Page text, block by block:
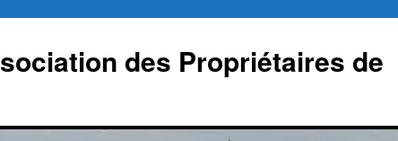
des Propriétaires de